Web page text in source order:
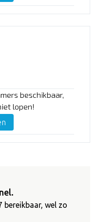
beschikbaar,
lopen!
bereikbaar, wel zo